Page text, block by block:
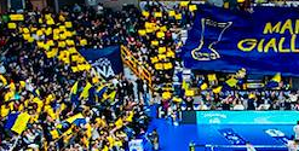
convinti che
Chiara Donadelli–.